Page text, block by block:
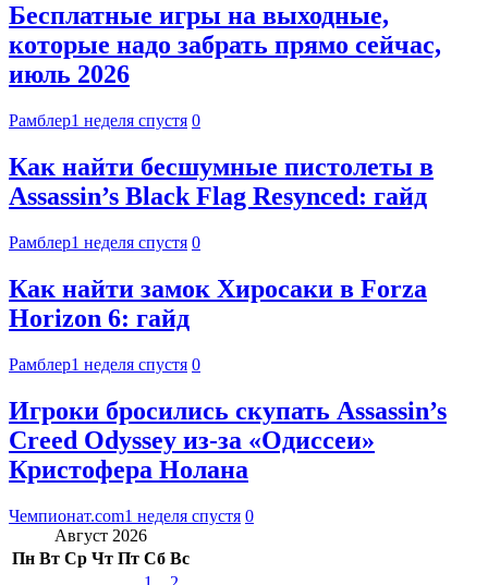
Бесплатные игры на выходные,
которые надо забрать прямо сейчас,
июль 2026
Рамблер1 неделя спустя 0
Как найти бесшумные пистолеты в
Assassin’s Black Flag Resynced: гайд
Рамблер1 неделя спустя 0
Как найти замок Хиросаки в Forza
Horizon 6: гайд
Рамблер1 неделя спустя 0
Игроки бросились скупать Assassin’s
Creed Odyssey из-за «Одиссеи»
Кристофера Нолана
Чемпионат.com1 неделя спустя 0
Август 2026
Пн Вт Ср Чт Пт Сб Вс